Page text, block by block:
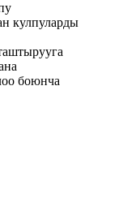
кулпуларды
боюнча